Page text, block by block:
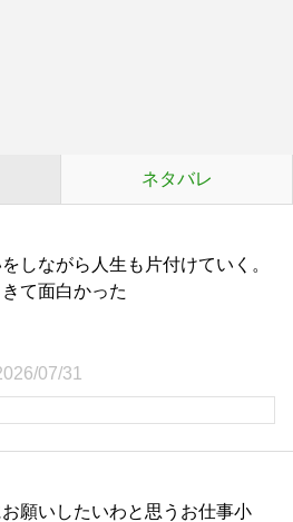
ネタバレ
しながら人生も片付けていく。
て面白かった
07/31
願いしたいわと思うお仕事小